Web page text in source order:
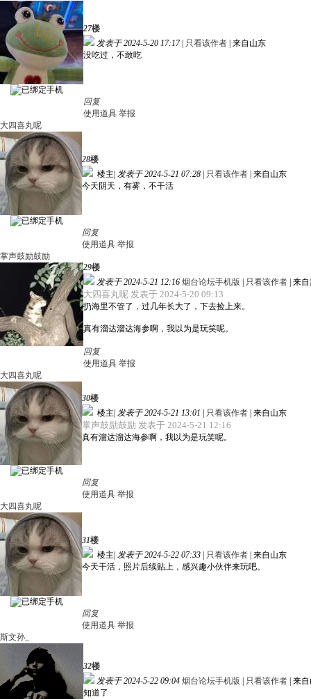
27楼
发表于 2024-5-20 17:17
只看该作者 来自山东
没吃过，不敢吃
回复
使用道具 举报
大四喜丸呢
28楼
楼主 发表于 2024-5-21 07:28 只看该作者 来自山东
今天阴天，有雾，不干活
回复
使用道具 举报
掌声鼓励鼓励
29楼
发表于 2024-5-21 12:16 烟台论坛手机版 只看该作者 来
大四喜丸呢 发表于 2024-5-20 09:13
扔海里不管了，过几年长大了，下去捡上来。
真有溜达溜达海参啊，我以为是玩笑呢。
回复
使用道具 举报
大四喜丸呢
30楼
楼主 发表于 2024-5-21 13:01 只看该作者 来自山东
掌声鼓励鼓励 发表于 2024-5-21 12:16
真有溜达溜达海参啊，我以为是玩笑呢。
回复
使用道具 举报
大四喜丸呢
31楼
楼主 发表于 2024-5-22 07:33 只看该作者 来自山东
今天干活，照片后续贴上，感兴趣小伙伴来玩吧。
回复
使用道具 举报
斯文孙_
32楼
发表于 2024-5-22 09:04 烟台论坛手机版 只看该作者 来
知道了